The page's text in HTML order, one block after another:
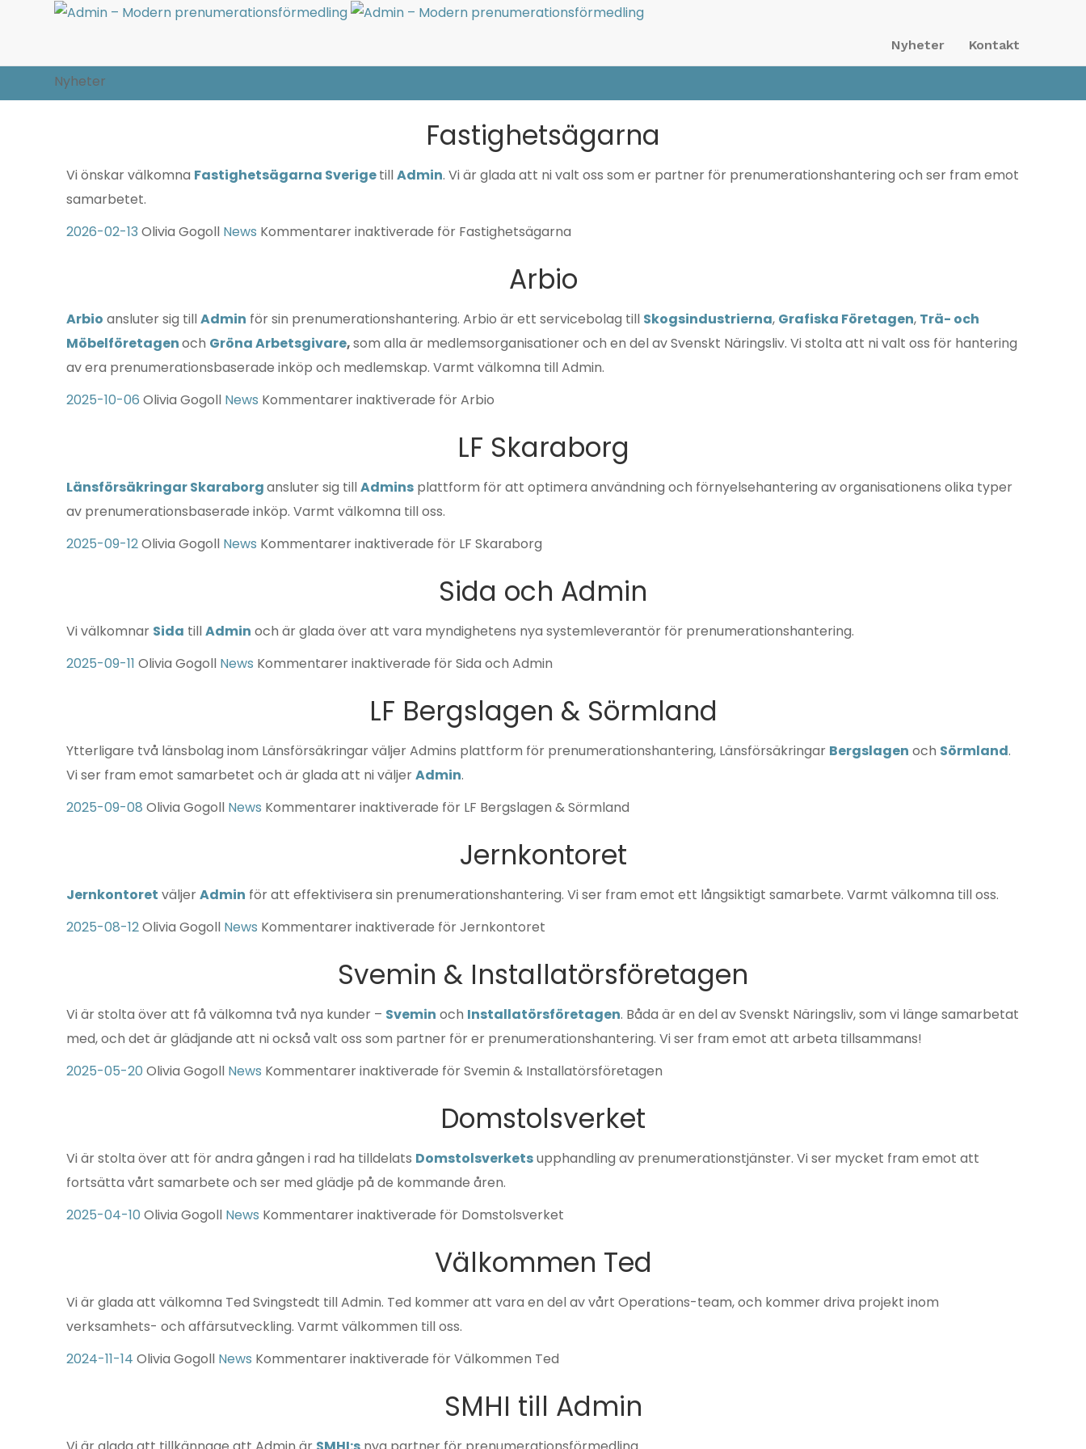
Nyheter Kontakt
Nyheter
Fastighetsägarna
Vi önskar välkomna Fastighetsägarna SverigetillAdmin. Vi är glada att ni valt oss som er partner för prenumerationshantering och ser fram emot
samarbetet.
2026-02-13 Olivia Gogoll News Kommentarer inaktiverade för Fastighetsägarna
Arbio
Arbio ansluter sig tillAdmin för sin prenumerationshantering. Arbio är ett servicebolag till Skogsindustrierna, Grafiska Företagen, Trä- och
Möbelföretagenoch Gröna Arbetsgivare,som alla är medlemsorganisationer och en del av Svenskt Näringsliv. Vi stolta att ni valt oss för hantering
av era prenumerationsbaserade inköp och medlemskap. Varmt välkomna till Admin.
2025-10-06 Olivia Gogoll News Kommentarer inaktiverade för Arbio
LF Skaraborg
Länsförsäkringar Skaraborgansluter sig tillAdmins plattform för att optimera användning och förnyelsehantering av organisationens olika typer
av prenumerationsbaserade inköp. Varmt välkomna till oss.
2025-09-12Olivia Gogoll News Kommentarer inaktiverade för LF Skaraborg
Sida och Admin
Vi välkomnar Sida tillAdmin och är glada över att vara myndighetens nya systemleverantör för prenumerationshantering.
2025-09-11 Olivia Gogoll News Kommentarer inaktiverade för Sida och Admin
LF Bergslagen & Sörmland
Ytterligare två länsbolag inom Länsförsäkringar väljer Admins plattform för prenumerationshantering, Länsförsäkringar Bergslagen och Sörmland.
Vi ser fram emot samarbetet och är glada att ni väljerAdmin.
2025-09-08 Olivia Gogoll News Kommentarer inaktiverade för LF Bergslagen & Sörmland
Jernkontoret
Jernkontoret väljerAdmin för att effektivisera sin prenumerationshantering. Vi ser fram emot ett långsiktigt samarbete. Varmt välkomna till oss.
2025-08-12Olivia Gogoll News Kommentarer inaktiverade för Jernkontoret
Svemin & Installatörsföretagen
Vi är stolta över att få välkomna två nya kunder – Svemin och Installatörsföretagen. Båda är en del av Svenskt Näringsliv, som vi länge samarbetat
med, och det är glädjande att ni också valt oss som partner för er prenumerationshantering. Vi ser fram emot att arbeta tillsammans!
2025-05-20 Olivia Gogoll News Kommentarer inaktiverade för Svemin & Installatörsföretagen
Domstolsverket
Vi är stolta över att för andra gången i rad ha tilldelats Domstolsverketsupphandling av prenumerationstjänster. Vi ser mycket fram emot att
fortsätta vårt samarbete och ser med glädje på de kommande åren.
2025-04-10 Olivia Gogoll News Kommentarer inaktiverade för Domstolsverket
Välkommen Ted
Vi är glada att välkomna Ted Svingstedt till Admin. Ted kommer att vara en del av vårt Operations-team, och kommer driva projekt inom
verksamhets- och affärsutveckling. Varmt välkommen till oss.
2024-11-14 Olivia Gogoll News Kommentarer inaktiverade för Välkommen Ted
SMHI till Admin